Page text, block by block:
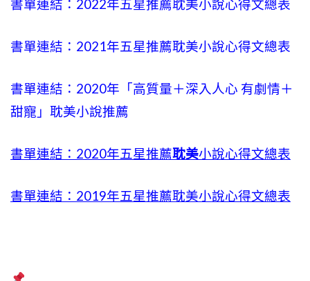
書單連結：2022年五星推薦耽美小說心得文總表
書單連結：2021年五星推薦耽美小說心得文總表
書單連結：2020年「高質量＋深入人心 有劇情＋
甜寵」耽美小說推薦
書單連結：2020年五星推薦耽美小說心得文總表
書單連結：2019年五星推薦耽美小說心得文總表